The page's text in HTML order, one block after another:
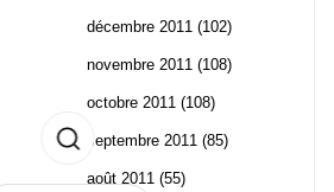
décembre 2011 (102)
novembre 2011 (108)
octobre 2011 (108)
septembre 2011 (85)
août 2011 (55)